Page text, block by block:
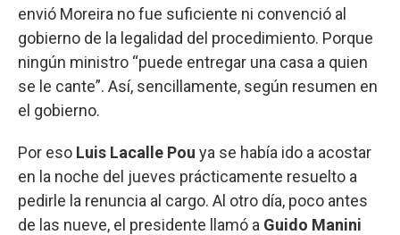
envió Moreira no fue suficiente ni convenció al
gobierno de la legalidad del procedimiento. Porque
ningún ministro “puede entregar una casa a quien
se le cante”. Así, sencillamente, según resumen en
el gobierno.
Por eso Luis Lacalle Pou ya se había ido a acostar
en la noche del jueves prácticamente resuelto a
pedirle la renuncia al cargo. Al otro día, poco antes
de las nueve, el presidente llamó a Guido Manini